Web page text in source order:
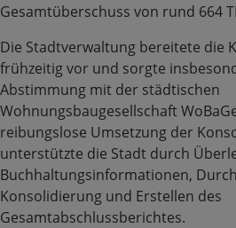
Gesamtüberschuss von rund 664
Die Stadtverwaltung bereitete die
frühzeitig vor und sorgte
Abstimmung mit der städtischen
Wohnungsbaugesellschaft
reibungslose Umsetzung der
unterstützte die Stadt durch
Buchhaltungsinformationen,
Konsolidierung und Erstellen des
Gesamtabschlussberichtes.